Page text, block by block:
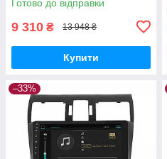
Готово до відправки
9 310 ₴ 13 948 ₴
Купити
–33%